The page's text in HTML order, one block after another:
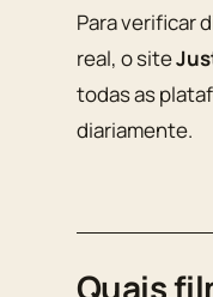
Para verificar
real, o site
todas as
diariamente.
Quais